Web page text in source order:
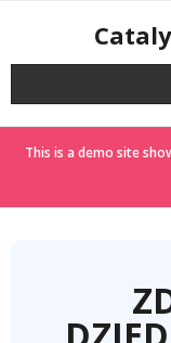
This is a demo site